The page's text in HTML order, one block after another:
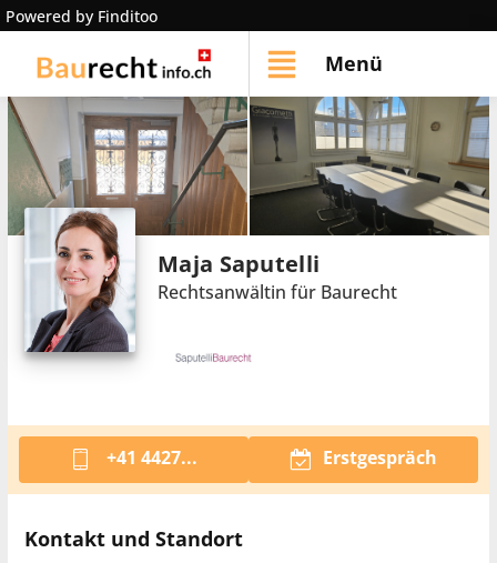
Powered by Finditoo
Menü
Maja Saputelli
Rechtsanwältin für Baurecht
+41 4427... Erstgespräch
Kontakt und Standort